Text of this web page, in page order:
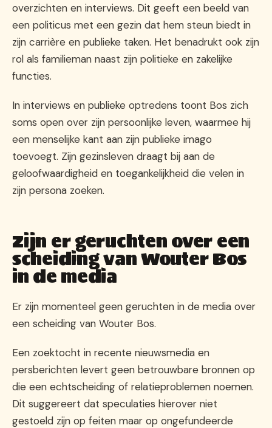
overzichten en interviews. Dit geeft een beeld van
een politicus met een gezin dat hem steun biedt in
zijn carrière en publieke taken. Het benadrukt ook zijn
rol als familieman naast zijn politieke en zakelijke
functies.
In interviews en publieke optredens toont Bos zich
soms open over zijn persoonlijke leven, waarmee hij
een menselijke kant aan zijn publieke imago
toevoegt. Zijn gezinsleven draagt bij aan de
geloofwaardigheid en toegankelijkheid die velen in
zijn persona zoeken.
Zijn er geruchten over een
scheiding van Wouter Bos
in de media
Er zijn momenteel geen geruchten in de media over
een scheiding van Wouter Bos.
Een zoektocht in recente nieuwsmedia en
persberichten levert geen betrouwbare bronnen op
die een echtscheiding of relatieproblemen noemen.
Dit suggereert dat speculaties hierover niet
gestoeld zijn op feiten maar op ongefundeerde